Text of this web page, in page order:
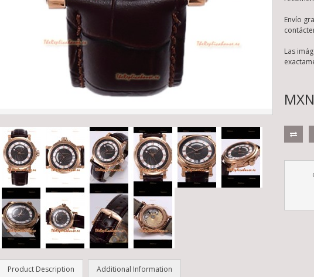
Envío
Las
Product Description Additional Information